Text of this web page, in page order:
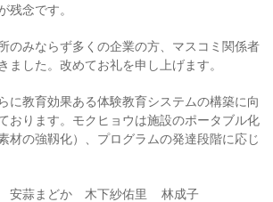
残念です。
のみならず多くの企業の方、マスコミ関係者
ました。改めてお礼を申し上げます。
に教育効果ある体験教育システムの構築に向
おります。モクヒョウは施設のポータブル化
材の強靱化）、プログラムの発達段階に応じ
安蒜まどか 木下紗佑里 林成子